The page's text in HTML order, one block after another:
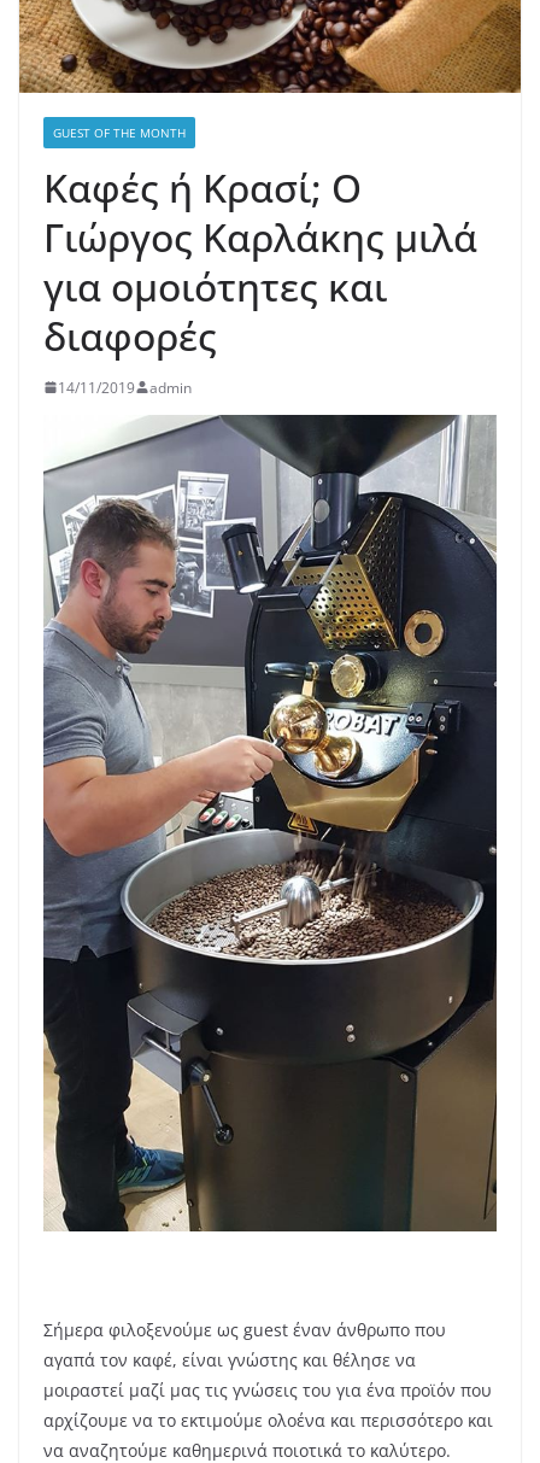
GUEST OF THE MONTH
Καφές ή Κρασί; Ο
Γιώργος Καρλάκης μιλά
για ομοιότητες και
διαφορές
14/11/2019 admin
Σήμερα φιλοξενούμε ως guest έναν άνθρωπο που
αγαπά τον καφέ, είναι γνώστης και θέλησε να
μοιραστεί μαζί μας τις γνώσεις του για ένα προϊόν που
αρχίζουμε να το εκτιμούμε ολοένα και περισσότερο και
να αναζητούμε καθημερινά ποιοτικά το καλύτερο.